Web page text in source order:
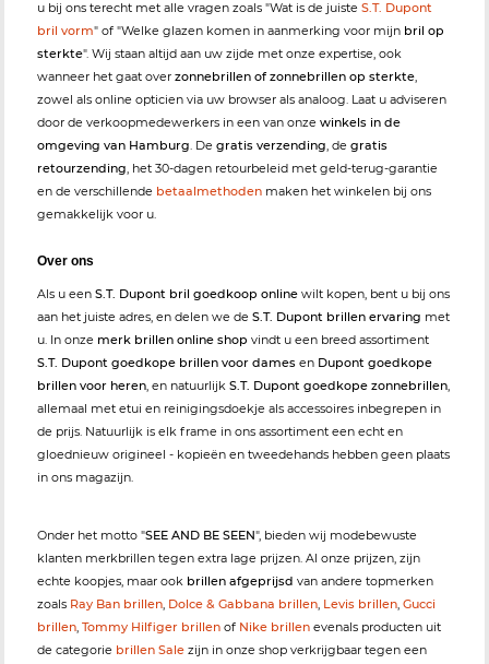
u bij ons terecht met alle vragen zoals "Wat is de juiste S.T. Dupont
bril vorm" of "Welke glazen komen in aanmerking voor mijn bril op
sterkte". Wij staan altijd aan uw zijde met onze expertise, ook
wanneer het gaat over zonnebrillen of zonnebrillen op sterkte,
zowel als online opticien via uw browser als analoog. Laat u adviseren
door de verkoopmedewerkers in een van onze winkels in de
omgeving van Hamburg. De gratis verzending, de gratis
retourzending, het 30-dagen retourbeleid met geld-terug-garantie
en de verschillende betaalmethoden maken het winkelen bij ons
gemakkelijk voor u.
Over ons
Als u een S.T. Dupont bril goedkoop online wilt kopen, bent u bij ons
aan het juiste adres, en delen we de S.T. Dupont brillen ervaring met
u. In onze merk brillen online shop vindt u een breed assortiment
S.T. Dupont goedkope brillen voor dames en Dupont goedkope
brillen voor heren, en natuurlijk S.T. Dupont goedkope zonnebrillen,
allemaal met etui en reinigingsdoekje als accessoires inbegrepen in
de prijs. Natuurlijk is elk frame in ons assortiment een echt en
gloednieuw origineel - kopieën en tweedehands hebben geen plaats
in ons magazijn.
Onder het motto "SEE AND BE SEEN", bieden wij modebewuste
klanten merkbrillen tegen extra lage prijzen. Al onze prijzen, zijn
echte koopjes, maar ook brillen afgeprijsd van andere topmerken
zoals Ray Ban brillen, Dolce & Gabbana brillen, Levis brillen, Gucci
brillen, Tommy Hilfiger brillen of Nike brillen evenals producten uit
de categorie brillen Sale zijn in onze shop verkrijgbaar tegen een